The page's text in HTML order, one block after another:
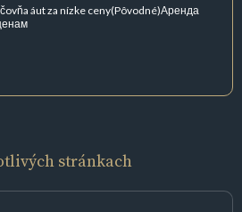
áut za nízke ceny(Pôvodné)Аренда
stránkach